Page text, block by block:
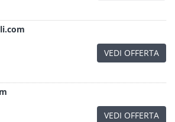
VEDI OFFERTA
VEDI OFFERTA